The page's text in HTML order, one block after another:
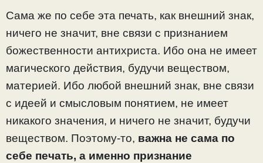
Сама же по себе эта печать, как внешний знак,
ничего не значит, вне связи с признанием
божественности антихриста. Ибо она не имеет
магического действия, будучи веществом,
материей. Ибо любой внешний знак, вне связи
с идеей и смысловым понятием, не имеет
никакого значения, и ничего не значит, будучи
веществом. Поэтому-то, важна не сама по
себе печать, а именно признание